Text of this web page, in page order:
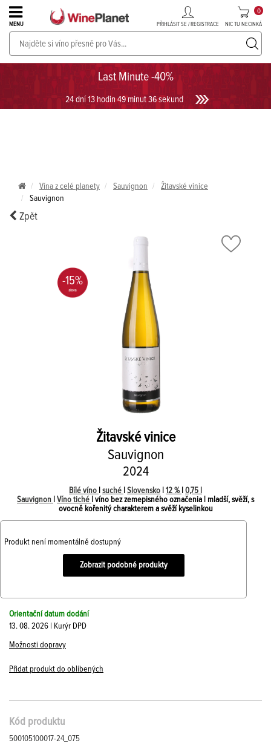
Last Minute -40%
24 dní 13 hodin 49 minut 36 sekund
MENU PŘIHLÁSIT SE / REGISTRACE NIC TU NECINKÁ
0
PROSECCO v akci až do -30%!UKÁZAT PROSECCO
Vína z celé planety Sauvignon
Žitavské vinice
Sauvignon
Zpět
-15%
Žitavské vinice
Sauvignon
2024
Bílé víno suché Slovensko 12 % 0,75 l
Sauvignon
Víno tiché
| víno bez zemepisného označenia | mladší, svěží, s
ovocně kořenitý charakterem a svěží kyselinkou
Produkt není momentálně dostupný
Zobrazit podobné produkty
Orientační datum dodání
13. 08. 2026 | Kurýr DPD
Možnosti dopravy
Přidat produkt do oblíbených
Kód produktu
500105100017-24_075